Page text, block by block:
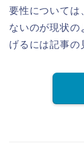
要性については
ないのが現状の
げるには記事の